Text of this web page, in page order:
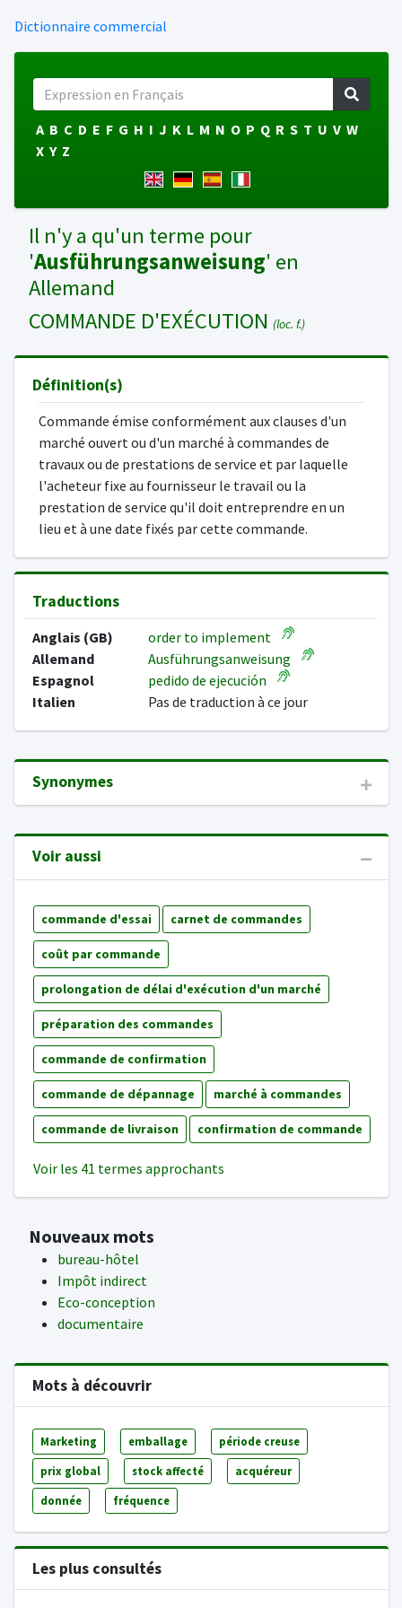
Dictionnaire commercial
A B C D E F G H I J K L M N O P Q R S T U V W
X Y Z
Il n'y a qu'un terme pour
'Ausführungsanweisung' en
Allemand
COMMANDE D'EXÉCUTION (loc. f.)
Définition(s)
Commande émise conformément aux clauses d'un
marché ouvert ou d'un marché à commandes de
travaux ou de prestations de service et par laquelle
l'acheteur fixe au fournisseur le travail ou la
prestation de service qu'il doit entreprendre en un
lieu et à une date fixés par cette commande.
Traductions
Anglais (GB)
order to implement
Allemand
Ausführungsanweisung
Espagnol
pedido de ejecución
Italien
Pas de traduction à ce jour
Synonymes
Voir aussi
commande d'essai carnet de commandes
coût par commande
prolongation de délai d'exécution d'un marché
préparation des commandes
commande de confirmation
commande de dépannage marché à commandes
commande de livraison confirmation de commande
Voir les 41 termes approchants
Nouveaux mots
bureau-hôtel
Impôt indirect
Eco-conception
documentaire
Mots à découvrir
Marketing emballage période creuse
prix global stock affecté acquéreur
donnée fréquence
Les plus consultés